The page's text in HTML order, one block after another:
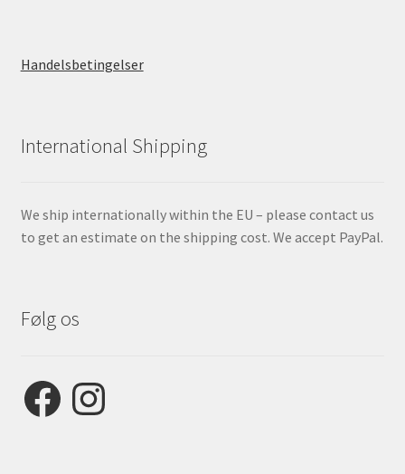
Handelsbetingelser
International Shipping
We ship internationally within the EU – please contact us
to get an estimate on the shipping cost. We accept PayPal.
Følg os
FacebookInstagram